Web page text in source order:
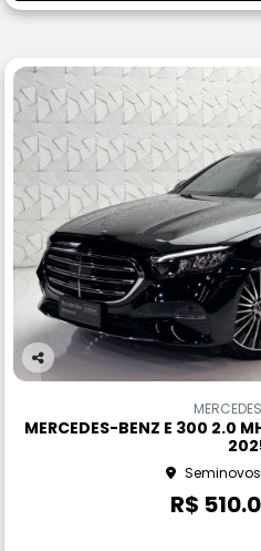
Co
rtil
MERCEDES-BENZ E 300 2.0
R$